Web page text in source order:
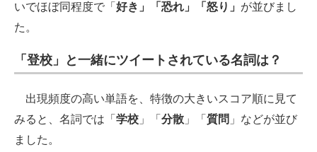
いでほぼ同程度で「 好き」「恐れ」「怒り」 が並びまし
た。
「登校」と一緒にツイートされている名詞は？
出現頻度の高い単語を、特徴の大きいスコア順に見て
みると、名詞では「 学校 」「 分散 」「 質問 」などが並び
ました。